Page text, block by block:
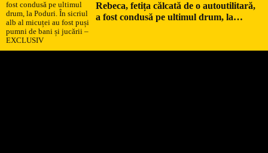
Rebeca, fetița călcată de o autoutilitară,
a fost condusă pe ultimul drum, la
EXCLUSIV